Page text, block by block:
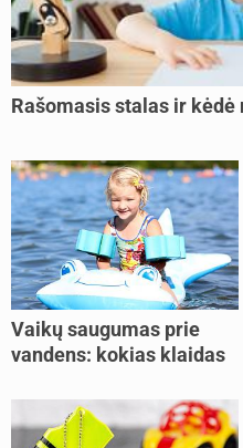
Rašomasis stalas ir
Vaikų saugumas prie
vandens: kokias klaidas